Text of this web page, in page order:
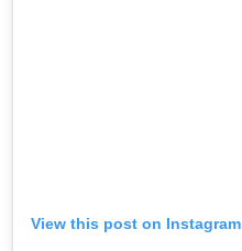
View this post on Instagram